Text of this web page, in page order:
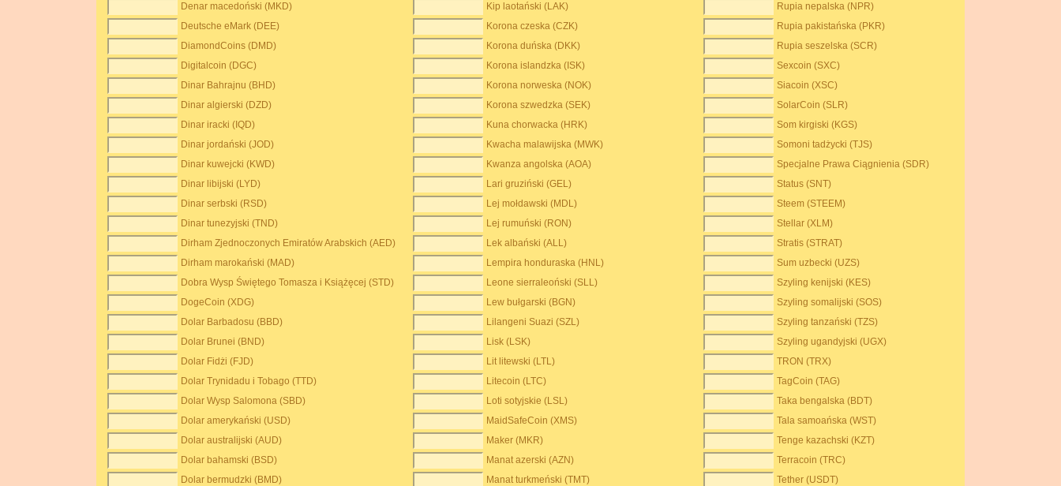
Denar macedoński (MKD)
Kip laotański (LAK)
Rupia nepalska (NPR)
Deutsche eMark (DEE)
Korona czeska (CZK)
Rupia pakistańska (PKR)
DiamondCoins (DMD)
Korona duńska (DKK)
Rupia seszelska (SCR)
Digitalcoin (DGC)
Korona islandzka (ISK)
Sexcoin (SXC)
Dinar Bahrajnu (BHD)
Korona norweska (NOK)
Siacoin (XSC)
Dinar algierski (DZD)
Korona szwedzka (SEK)
SolarCoin (SLR)
Dinar iracki (IQD)
Kuna chorwacka (HRK)
Som kirgiski (KGS)
Dinar jordański (JOD)
Kwacha malawijska (MWK)
Somoni tadżycki (TJS)
Dinar kuwejcki (KWD)
Kwanza angolska (AOA)
Specjalne Prawa Ciągnienia (SDR)
Dinar libijski (LYD)
Lari gruziński (GEL)
Status (SNT)
Dinar serbski (RSD)
Lej mołdawski (MDL)
Steem (STEEM)
Dinar tunezyjski (TND)
Lej rumuński (RON)
Stellar (XLM)
Dirham Zjednoczonych Emiratów Arabskich (AED)
Lek albański (ALL)
Stratis (STRAT)
Dirham marokański (MAD)
Lempira honduraska (HNL)
Sum uzbecki (UZS)
Dobra Wysp Świętego Tomasza i Książęcej (STD)
Leone sierraleoński (SLL)
Szyling kenijski (KES)
DogeCoin (XDG)
Lew bułgarski (BGN)
Szyling somalijski (SOS)
Dolar Barbadosu (BBD)
Lilangeni Suazi (SZL)
Szyling tanzański (TZS)
Dolar Brunei (BND)
Lisk (LSK)
Szyling ugandyjski (UGX)
Dolar Fidżi (FJD)
Lit litewski (LTL)
TRON (TRX)
Dolar Trynidadu i Tobago (TTD)
Litecoin (LTC)
TagCoin (TAG)
Dolar Wysp Salomona (SBD)
Loti sotyjskie (LSL)
Taka bengalska (BDT)
Dolar amerykański (USD)
MaidSafeCoin (XMS)
Tala samoańska (WST)
Dolar australijski (AUD)
Maker (MKR)
Tenge kazachski (KZT)
Dolar bahamski (BSD)
Manat azerski (AZN)
Terracoin (TRC)
Dolar bermudzki (BMD)
Manat turkmeński (TMT)
Tether (USDT)